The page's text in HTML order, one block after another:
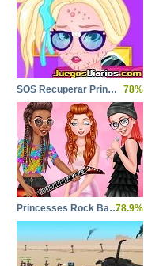
SOS Recuperar Princesas 78%
Princesses Rock Band78.9%